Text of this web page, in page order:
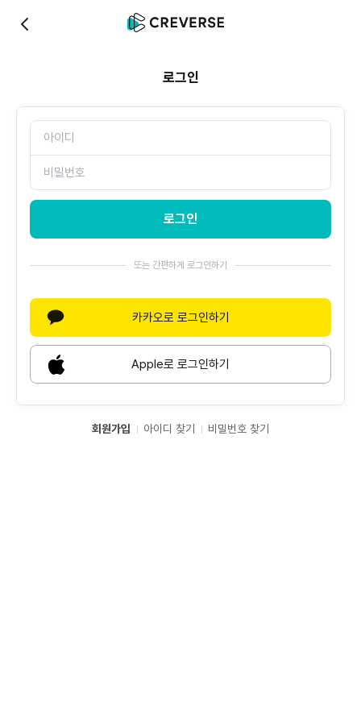
로그인
로그인
또는 간편하게 로그인하기
카카오로 로그인하기
Apple로 로그인하기
회원가입 아이디 찾기 비밀번호 찾기